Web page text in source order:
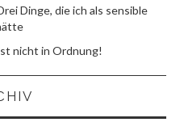
Dinge, die ich als sensible
nicht in Ordnung!